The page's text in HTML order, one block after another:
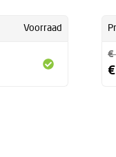
Voorraad
€